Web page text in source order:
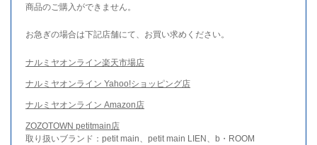
商品のご購入ができません。
お急ぎの場合は下記店舗にて、お買い求めください。
ナルミヤオンライン楽天市場店
ナルミヤオンライン Yahoo!ショッピング店
ナルミヤオンライン Amazon店
ZOZOTOWN petitmain店
取り扱いブランド：petit main、petit main LIEN、b・ROOM